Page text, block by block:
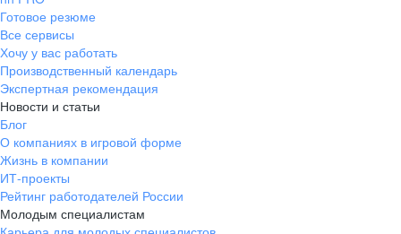
Готовое резюме
Все сервисы
Хочу у вас работать
Производственный календарь
Экспертная рекомендация
Новости и статьи
Блог
О компаниях в игровой форме
Жизнь в компании
ИТ-проекты
Рейтинг работодателей России
Молодым специалистам